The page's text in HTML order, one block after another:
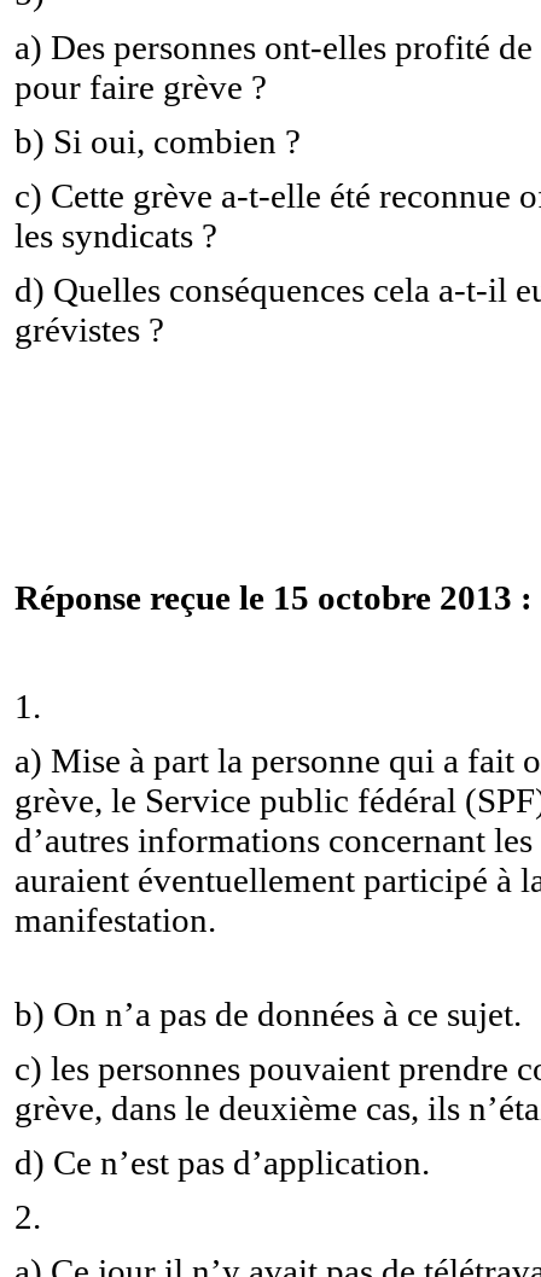
a) Des personnes ont-elles profité
pour faire grève ?
b) Si oui, combien ?
c) Cette grève a-t-elle été reconnue
les syndicats ?
d) Quelles conséquences cela a-t-il
grévistes ?
Réponse reçue le 15 octobre 2013 :
1.
a) Mise à part la personne qui a fait
grève, le Service public fédéral
d’autres informations concernant
auraient éventuellement participé à
b) On n’a pas de données à ce sujet.
c) les personnes pouvaient prendre
grève, dans le deuxième cas, ils
d) Ce n’est pas d’application.
2.